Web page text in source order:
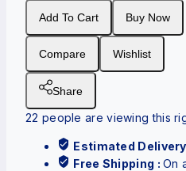
Add To Cart Buy Now
Compare Wishlist
Share
22 people are viewing this
Estimated
Free Shipping :On